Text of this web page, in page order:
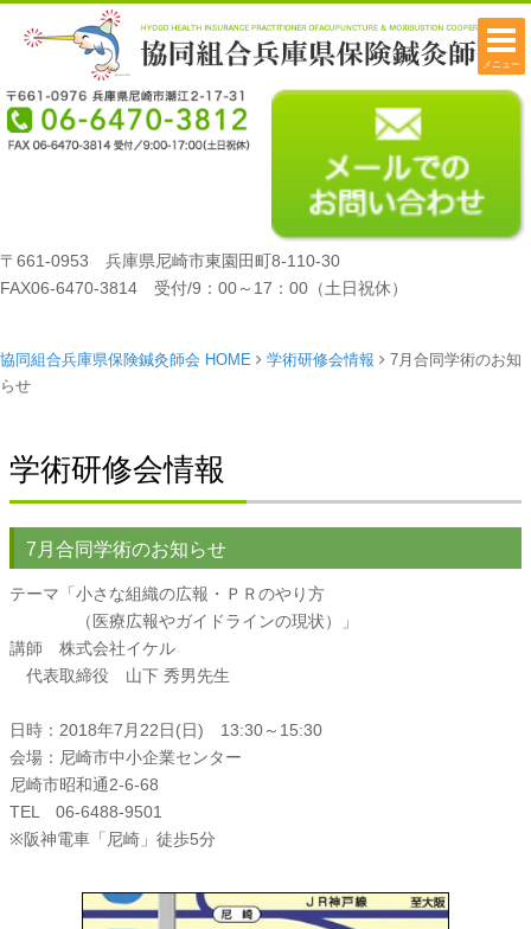
メニュー
〒661-0953 兵庫県尼崎市東園田町8-110-30
FAX06-6470-3814 受付/9：00～17：00（土日祝休）
協同組合兵庫県保険鍼灸師会 HOME 学術研修会情報
7月合同学術のお知
らせ
学術研修会情報
7月合同学術のお知らせ
テーマ「小さな組織の広報・ＰＲのやり方
（医療広報やガイドラインの現状）」
講師 株式会社イケル
代表取締役 山下 秀男先生
日時：2018年7月22日(日) 13:30～15:30
会場：尼崎市中小企業センター
尼崎市昭和通2-6-68
TEL 06-6488-9501
※阪神電車「尼崎」徒歩5分